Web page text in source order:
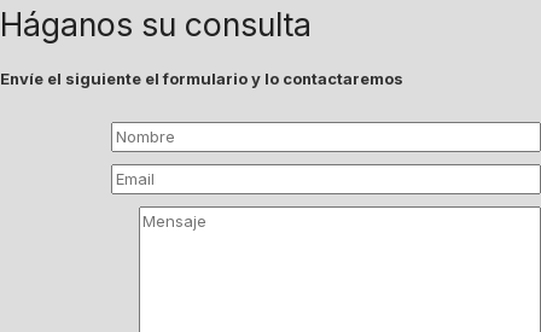
Háganos su consulta
Envíe el siguiente el formulario y lo contactaremos